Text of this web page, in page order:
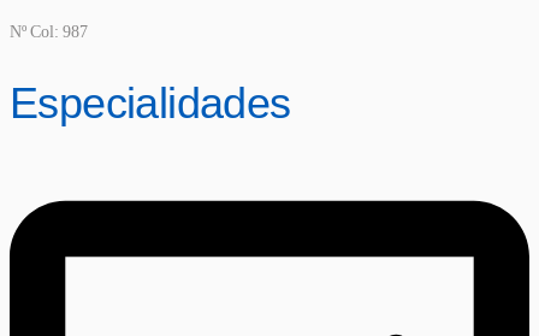
Nº Col: 987
Especialidades